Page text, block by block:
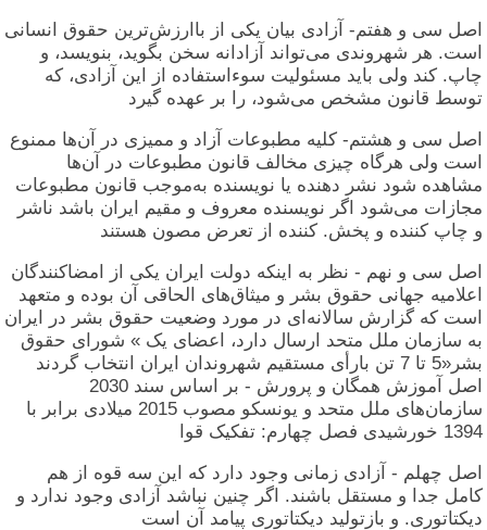
اصل سی و هفتم- آزادی بیان یکی از باارزش‌ترین حقوق انسانی
است. هر شهروندی می‌تواند آزادانه سخن بگوید، بنویسد، و
چاپ. کند ولی باید مسئولیت سوءاستفاده از این آزادی، که
توسط قانون مشخص می‌شود، را بر عهده گیرد
اصل سی و هشتم- کلیه مطبوعات آزاد و ممیزی در آن‌ها ممنوع
است ولی هرگاه چیزی مخالف قانون مطبوعات در آن‌ها
مشاهده شود نشر دهنده یا نویسنده به‌موجب قانون مطبوعات
مجازات می‌شود اگر نویسنده معروف و مقیم ایران باشد ناشر
و چاپ کننده و پخش. کننده از تعرض مصون هستند
اصل سی و نهم - نظر به اینکه دولت ایران یکی از امضاکنندگان
اعلامیه جهانی حقوق بشر و میثاق‌های الحاقی آن بوده و متعهد
است که گزارش سالانه‌ای در مورد وضعیت حقوق بشر در ایران
به سازمان ملل متحد ارسال دارد، اعضای یک » شورای حقوق
بشر«5 تا 7 تن بارأی مستقیم شهروندان ایران انتخاب گردند
اصل آموزش همگان و پرورش - بر اساس سند 2030
سازمان‌های ملل متحد و یونسکو مصوب 2015 میلادی برابر با
1394 خورشیدی فصل چهارم: تفکیک قوا
اصل چهلم - آزادی زمانی وجود دارد که این سه قوه از هم
کامل جدا و مستقل باشند. اگر چنین نباشد آزادی وجود ندارد و
دیکتاتوری. و بازتولید دیکتاتوری پیامد آن است